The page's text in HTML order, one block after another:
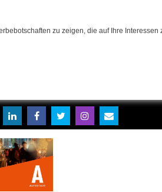
zu zeigen, die auf Ihre Interessen